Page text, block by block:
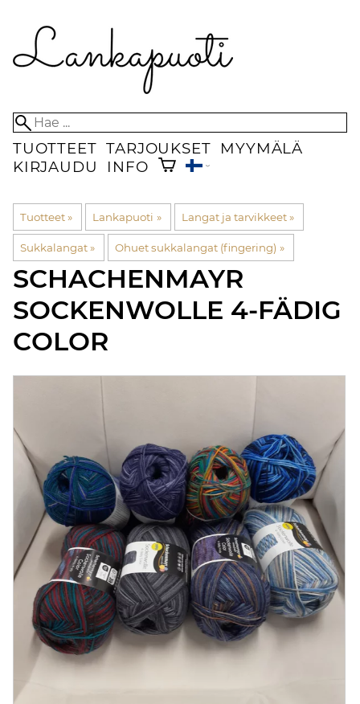
TUOTTEET TARJOUKSET
MYYMÄLÄ
KIRJAUDU
INFO
Tuotteet‪» Lankapuoti ‪» Langat ja tarvikkeet ‪»
Sukkalangat‪» Ohuet sukkalangat (fingering) ‪»
SCHACHENMAYR
SOCKENWOLLE 4-FÄDIG
COLOR